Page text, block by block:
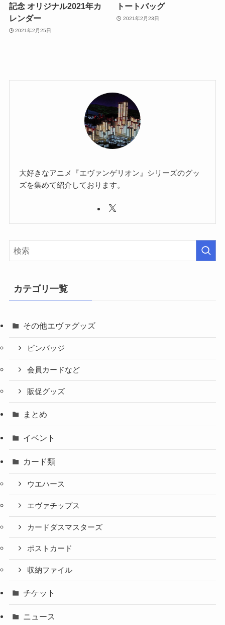
記念 オリジナル2021年カ
レンダー
2021年2月25日
トートバッグ
2021年2月23日
大好きなアニメ『エヴァンゲリオン』シリーズのグッ
ズを集めて紹介しております。
カテゴリ一覧
その他エヴァグッズ
ピンバッジ
会員カードなど
販促グッズ
まとめ
イベント
カード類
ウエハース
エヴァチップス
カードダスマスターズ
ポストカード
収納ファイル
チケット
ニュース